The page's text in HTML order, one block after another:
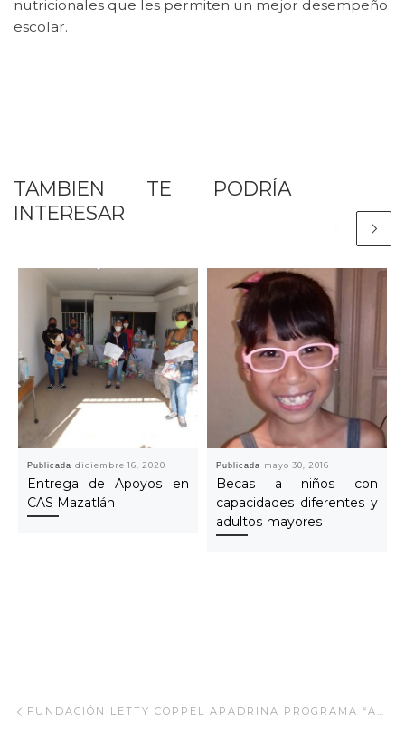
nutricionales que les permiten un mejor desempeño
escolar.
TAMBIEN TE PODRÍA
INTERESAR
Publicadadiciembre 16, 2020
Entrega de Apoyos en
CAS Mazatlán
Publicada mayo 30, 2016
Becas a niños con
capacidades diferentes y
adultos mayores
Navegar Artículo FUNDACIÓN LETTY COPPEL APADRINA PROGRAMA “ADOPTA UN ADULTO MAYOR”